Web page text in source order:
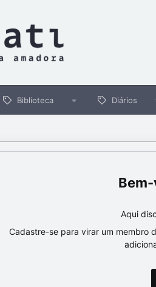
Biblioteca Diários
Aqui
Cadastre-se para virar um membro